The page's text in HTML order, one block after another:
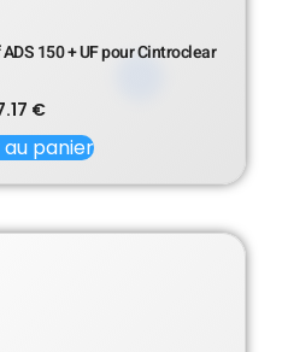
150 + UF pour Cintroclear
€
panier